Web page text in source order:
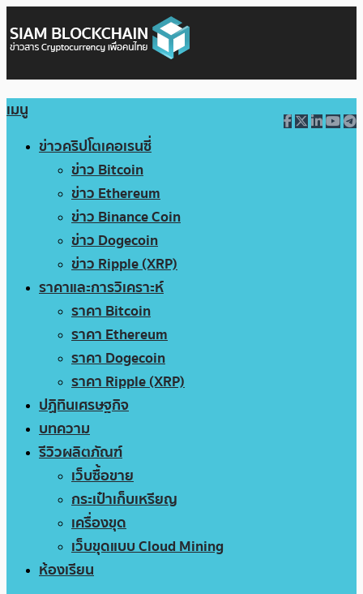
เมนู
ข่าวคริปโตเคอเรนซี่
ข่าว Bitcoin
ข่าว Ethereum
ข่าว Binance Coin
ข่าว Dogecoin
ข่าว Ripple (XRP)
ราคาและการวิเคราะห์
ราคา Bitcoin
ราคา Ethereum
ราคา Dogecoin
ราคา Ripple (XRP)
ปฏิทินเศรษฐกิจ
บทความ
รีวิวผลิตภัณฑ์
เว็บซื้อขาย
กระเป๋าเก็บเหรียญ
เครื่องขุด
เว็บขุดแบบ Cloud Mining
ห้องเรียน